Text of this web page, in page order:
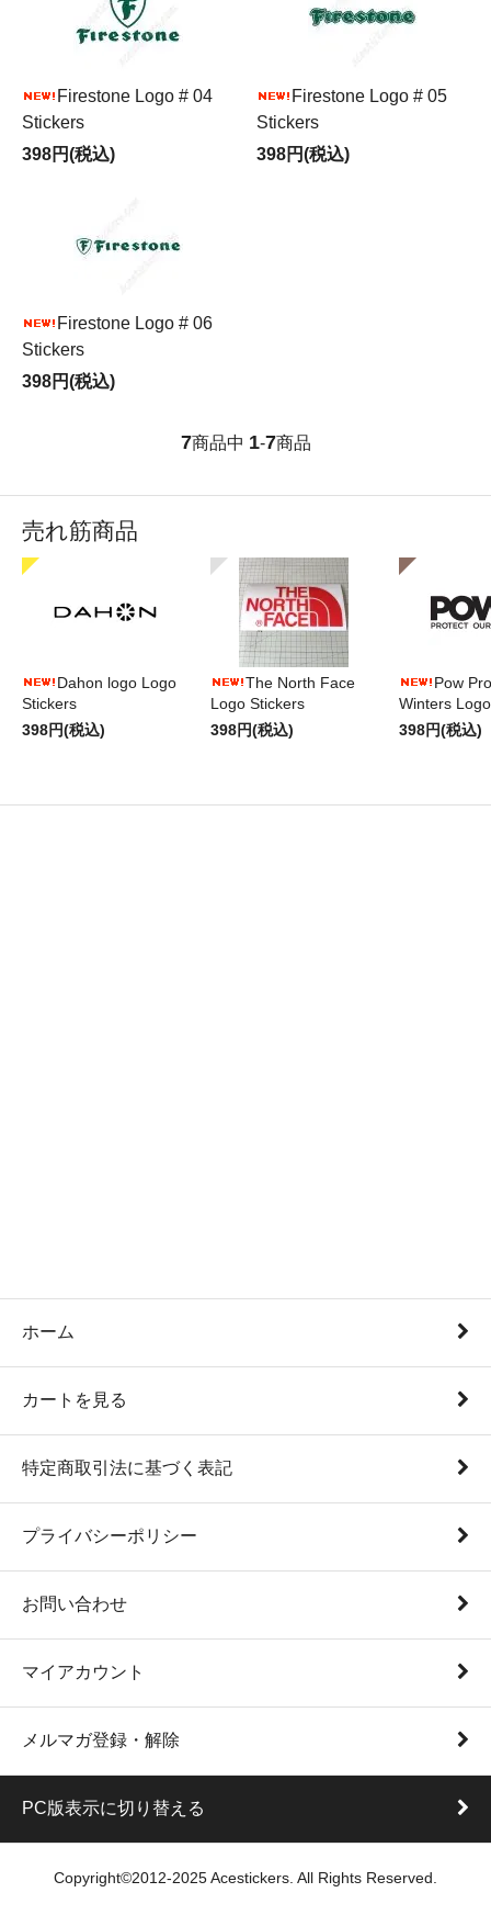
Firestone Logo # 04
Stickers
398円(税込)
Firestone Logo # 05
Stickers
398円(税込)
Firestone Logo # 06
Stickers
398円(税込)
7商品中 1-7商品
売れ筋商品
Dahon logo Logo
Stickers
398円(税込)
The North Face
Logo Stickers
398円(税込)
Pow
Winters
398円(税込)
ホーム
カートを見る
特定商取引法に基づく表記
プライバシーポリシー
お問い合わせ
マイアカウント
メルマガ登録・解除
PC版表示に切り替える
Copyright©2012-2025 Acestickers. All Rights Reserved.